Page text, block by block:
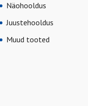
Näohooldus
Juustehooldus
Muud tooted